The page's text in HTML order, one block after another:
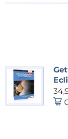
indiqué sur le
compteur à